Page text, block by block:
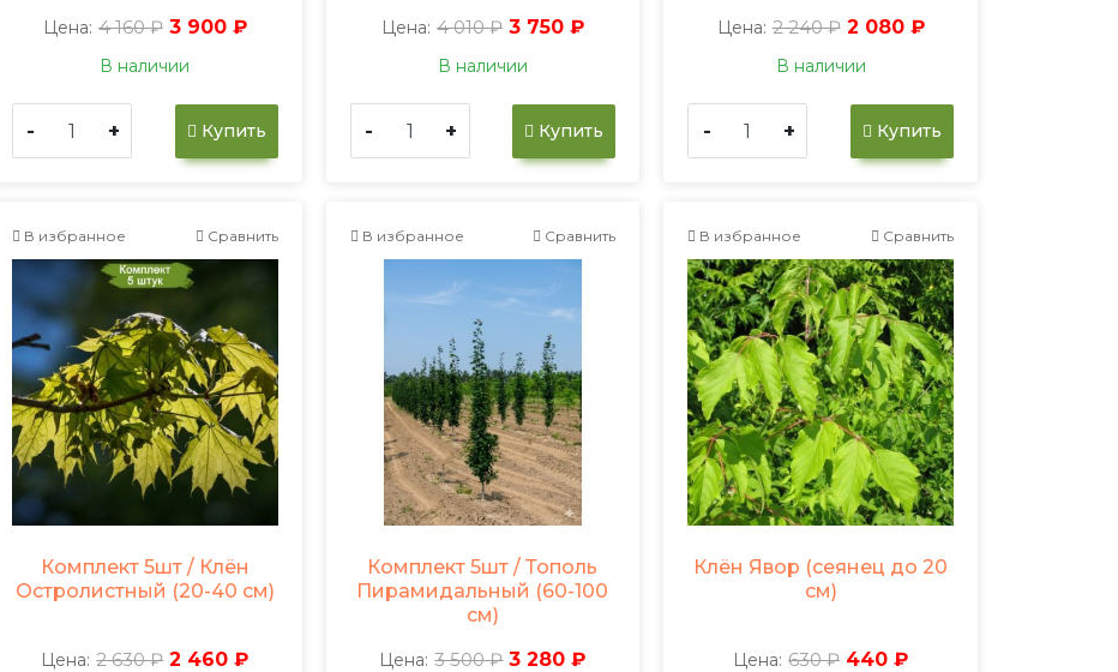
Цена: 4 160 ₽ 3 900 ₽
В наличии
- + Купить
Цена: 4 010 ₽ 3 750 ₽
В наличии
- + Купить
Цена: 2 240 ₽ 2 080 ₽
В наличии
- + Купить
В избранное Сравнить
Комплект 5шт / Клён
Остролистный (20-40 см)
Цена: 2 630 ₽ 2 460 ₽
В избранное Сравнить
Комплект 5шт / Тополь
Пирамидальный (60-100
см)
Цена: 3 500 ₽ 3 280 ₽
В избранное Сравнить
Клён Явор (сеянец до 20
см)
Цена: 630 ₽ 440 ₽